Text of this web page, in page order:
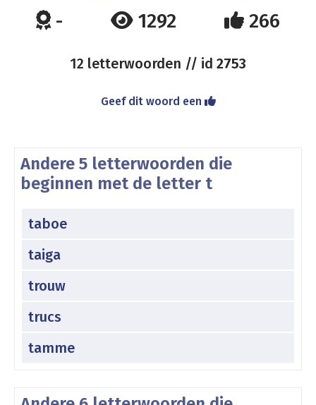
- 1292 266
12 letterwoorden // id 2753
Geef dit woord een
Andere 5 letterwoorden die
beginnen met de letter t
taboe
taiga
trouw
trucs
tamme